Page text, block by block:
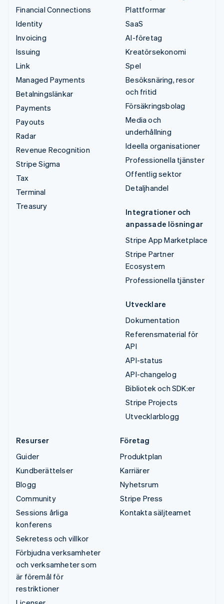
Financial Connections
Identity
Invoicing
Issuing
Link
Managed Payments
Betalningslänkar
Payments
Payouts
Radar
Revenue Recognition
Stripe Sigma
Tax
Terminal
Treasury
Plattformar
SaaS
AI-företag
Kreatörsekonomi
Spel
Besöksnäring, resor
och fritid
Försäkringsbolag
Media och
underhållning
Ideella organisationer
Professionella tjänster
Offentlig sektor
Detaljhandel
Integrationer och
anpassade lösningar
Stripe App Marketplace
Stripe Partner
Ecosystem
Professionella tjänster
Utvecklare
Dokumentation
Referensmaterial för
API
API-status
API-changelog
Bibliotek och SDK:er
Stripe Projects
Utvecklarblogg
Resurser
Guider
Kundberättelser
Blogg
Community
Sessions årliga
konferens
Sekretess och villkor
Förbjudna verksamheter
och verksamheter som
är föremål för
restriktioner
Företag
Produktplan
Karriärer
Nyhetsrum
Stripe Press
Kontakta säljteamet